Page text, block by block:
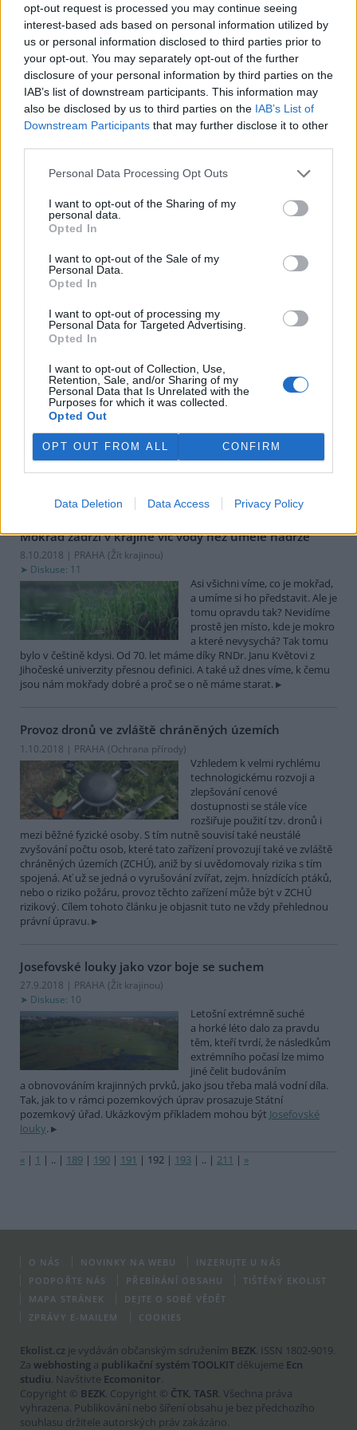
opt-out request is processed you may continue seeing
interest-based ads based on personal information utilized by
us or personal information disclosed to third parties prior to
your opt-out. You may separately opt-out of the further
disclosure of your personal information by third parties on the
IAB’s list of downstream participants. This information may
also be disclosed by us to third parties on the IAB’s List of
Downstream Participants that may further disclose it to other
Personal Data Processing Opt Outs
I want to opt-out of the Sharing of my
personal data.
Opted In
I want to opt-out of the Sale of my
Personal Data.
Opted In
I want to opt-out of processing my
Personal Data for Targeted Advertising.
Opted In
I want to opt-out of Collection, Use,
Retention, Sale, and/or Sharing of my
Personal Data that Is Unrelated with the
Purposes for which it was collected.
Opted Out
OPT OUT FROM ALL CONFIRM
Data Deletion Data Access Privacy Policy
Vrba je jedna z
nejzajímavějších dřevin České
republiky. Vrb je u nás 21
původních domácích druhů a
tak byla vyhlášena Dřevinou
roku 2018. Vrba zajišťuje ochranu břehových svahů nebo
rekultivaci lomů. Důležitá je také jako zdroj proteinové včelí výživy
při jarním vylétání z úlů. Informuje o tom Výzkumný ústav lesního
hospodářství a myslivosti.
Půda je bohatství nás všech.
Pro zemědělce je prostředkem
nakonec těšíme i my ostatní.
Zásoby živin v půdě však nejsou nevyčerpatelné, a proto se o ni
musíme dobře starat. Použití meziplodin je jedním z opatření, která
jsou ty meziplodiny?
pražskou oázou
12.10.2018 | PRAHA (Ekolist.cz )
Máme za sebou velmi horké a
důležité v regulaci klimatických
výkyvů jsou mokřady. Nejen
ve volné krajině, ale své místo
mají i ve městech. Český svaz ochránců přírody taková místa chrání
Mokřad zadrží v krajině víc vody než umělé nádrže
8.10.2018 | PRAHA (Žít krajinou)
Diskuse: 11
Asi všichni víme, co je mokřad,
a umíme si ho představit. Ale je
tomu opravdu tak? Nevidíme
prostě jen místo, kde je mokro
a které nevysychá? Tak tomu
bylo v češtině kdysi. Od 70. let máme díky RNDr. Janu Květovi z
Jihočeské univerzity přesnou definici. A také už dnes víme, k čemu
jsou nám mokřady dobré a proč se o ně máme starat.
Provoz dronů ve zvláště chráněných územích
1.10.2018 | PRAHA (Ochrana přírody)
Vzhledem k velmi rychlému
technologickému rozvoji a
zlepšování cenové
dostupnosti se stále více
rozšiřuje použití tzv. dronů i
mezi běžné fyzické osoby. S tím nutně souvisí také neustálé
zvyšování počtu osob, které tato zařízení provozují také ve zvláště
chráněných územích (ZCHÚ), aniž by si uvědomovaly rizika s tím
spojená. Ať už se jedná o vyrušování zvířat, zejm. hnízdících ptáků,
nebo o riziko požáru, provoz těchto zařízení může být v ZCHÚ
rizikový. Cílem tohoto článku je objasnit tuto ne vždy přehlednou
právní úpravu.
Josefovské louky jako vzor boje se suchem
27.9.2018 | PRAHA (Žít krajinou)
Diskuse: 10
Letošní extrémně suché
a horké léto dalo za pravdu
těm, kteří tvrdí, že následkům
extrémního počasí lze mimo
jiné čelit budováním
a obnovováním krajinných prvků, jako jsou třeba malá vodní díla.
Tak, jak to v rámci pozemkových úprav prosazuje Státní
pozemkový úřad. Ukázkovým příkladem mohou být Josefovské
louky.
« | 1 | .. | 189 | 190 | 191 | 192 | 193 | .. | 211 | »
O NÁS NOVINKY NA WEBU
INZERUJTE U NÁS
PODPOŘTE NÁS
PŘEBÍRÁNÍ OBSAHU
TIŠTĚNÝ EKOLIST
MAPA STRÁNEK
DEJTE O SOBĚ VĚDĚT
ZPRÁVY E-MAILEM
COOKIES
Ekolist.cz je vydáván občanským sdružením BEZK. ISSN 1802-9019.
Za webhosting a publikační systém TOOLKIT děkujeme Ecn
studiu. Navštivte Ecomonitor.
Copyright © BEZK. Copyright © ČTK, TASR. Všechna práva
vyhrazena. Publikování nebo šíření obsahu je bez předchozího
souhlasu držitele autorských práv zakázáno.